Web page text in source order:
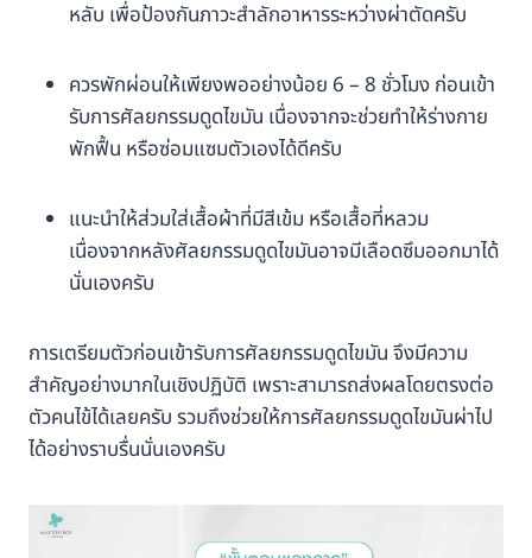
หลับ เพื่อป้องกันภาวะสำลักอาหารระหว่างผ่าตัดครับ
ควรพักผ่อนให้เพียงพออย่างน้อย 6 – 8 ชั่วโมง ก่อนเข้า
รับการศัลยกรรมดูดไขมัน เนื่องจากจะช่วยทำให้ร่างกาย
พักฟื้น หรือซ่อมแซมตัวเองได้ดีครับ
แนะนำให้ส่วมใส่เสื้อผ้าที่มีสีเข้ม หรือเสื้อที่หลวม
เนื่องจากหลังศัลยกรรมดูดไขมันอาจมีเลือดซึมออกมาได้
นั่นเองครับ
การเตรียมตัวก่อนเข้ารับการศัลยกรรมดูดไขมัน จึงมีความ
สำคัญอย่างมากในเชิงปฏิบัติ เพราะสามารถส่งผลโดยตรงต่อ
ตัวคนไข้ได้เลยครับ รวมถึงช่วยให้การศัลยกรรมดูดไขมันผ่าไป
ได้อย่างราบรื่นนั่นเองครับ